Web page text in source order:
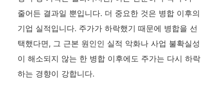
줄어든 결과일 뿐입니다. 더 중요한 것은 병합 이후의
기업 실적입니다. 주가가 하락했기 때문에 병합을 선
택했다면, 그 근본 원인인 실적 악화나 사업 불확실성
이 해소되지 않는 한 병합 이후에도 주가는 다시 하락
하는 경향이 강합니다.